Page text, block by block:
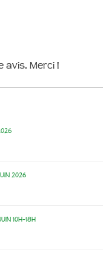
avis. Merci !
2026
10h-18h